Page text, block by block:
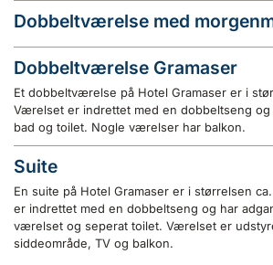
Dobbeltværelse med
Dobbeltværelse Gramaser
Et dobbeltværelse på Hotel Gramaser er i
Værelset er indrettet med en dobbeltseng og
bad og toilet. Nogle værelser har balkon.
Suite
En suite på Hotel Gramaser er i størrelsen
er indrettet med en dobbeltseng og har
værelset og seperat toilet. Værelset er
siddeområde, TV og balkon.